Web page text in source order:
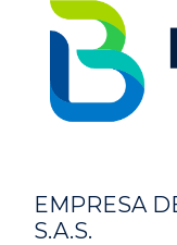
EMPRESA
S.A.S.